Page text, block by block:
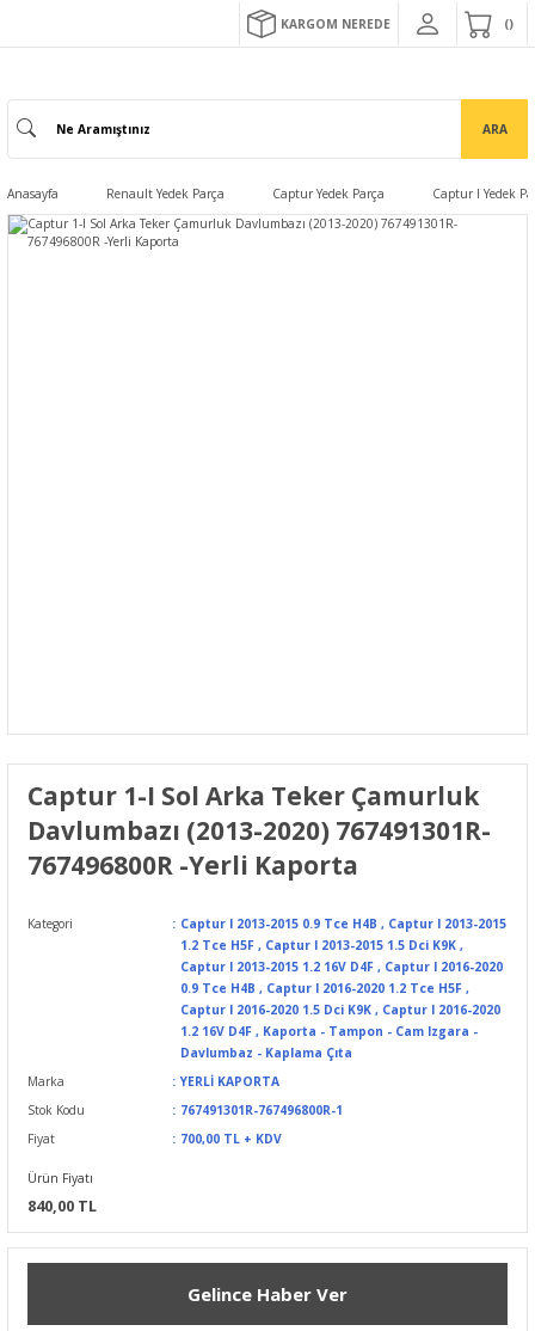
KARGOM NEREDE
ARA
Anasayfa Renault Yedek Parça Captur Yedek Parça Captur I Yedek
Captur 1-I Sol Arka Teker Çamurluk
Davlumbazı (2013-2020) 767491301R-
767496800R -Yerli Kaporta
Kategori Captur I 2013-2015 0.9 Tce H4B , Captur I 2013-2015
1.2 Tce H5F , Captur I 2013-2015 1.5 Dci K9K ,
Captur I 2013-2015 1.2 16V D4F , Captur I 2016-2020
0.9 Tce H4B , Captur I 2016-2020 1.2 Tce H5F ,
Captur I 2016-2020 1.5 Dci K9K , Captur I 2016-2020
1.2 16V D4F , Kaporta - Tampon - Cam Izgara -
Davlumbaz - Kaplama Çıta
Marka
YERLİ KAPORTA
Stok Kodu
767491301R-767496800R-1
Fiyat
700,00 TL + KDV
Ürün Fiyatı
840,00 TL
Gelince Haber Ver